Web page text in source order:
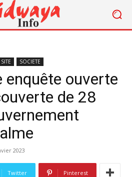
SOCIETE
enquête ouverte
de 28
2023
Twitter Pinterest